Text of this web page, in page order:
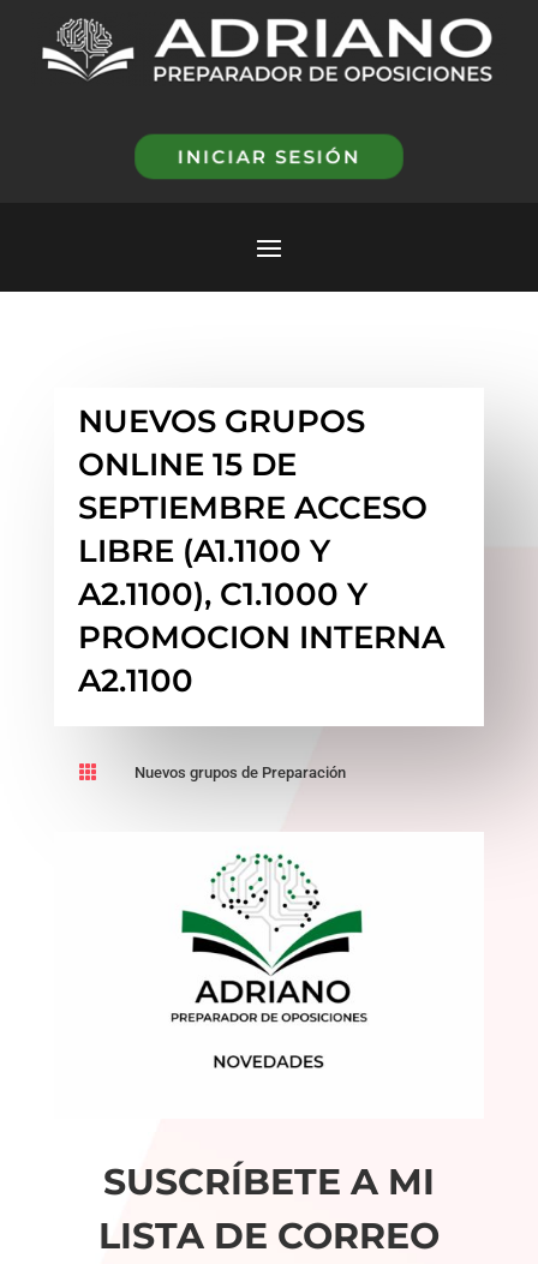
INICIAR SESIÓN
NUEVOS GRUPOS
ONLINE 15 DE
SEPTIEMBRE ACCESO
LIBRE (A1.1100 Y
A2.1100), C1.1000 Y
PROMOCION INTERNA
A2.1100
 Nuevos grupos de Preparación
SUSCRÍBETE A MI
LISTA DE CORREO